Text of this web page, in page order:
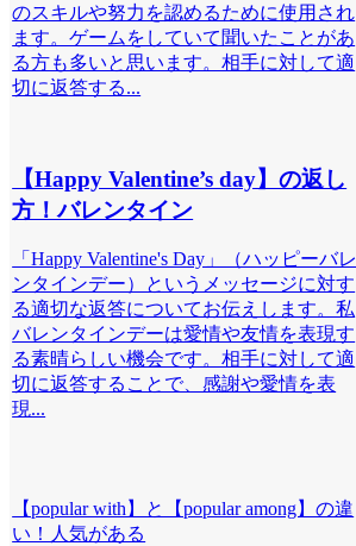
のスキルや努力を認めるために使用され
ます。ゲームをしていて聞いたことがあ
る方も多いと思います。相手に対して適
切に返答する...
【Happy Valentine’s day】の返し
方！バレンタイン
「Happy Valentine's Day」（ハッピーバレ
ンタインデー）というメッセージに対す
る適切な返答についてお伝えします。私
バレンタインデーは愛情や友情を表現す
る素晴らしい機会です。相手に対して適
切に返答することで、感謝や愛情を表
現...
【popular with】と【popular among】の違
い！人気がある